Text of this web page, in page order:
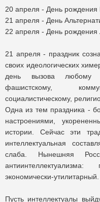
20 апреля - День рождения
21 апреля - День
22 апреля - День рождения
21 апреля - праздник
своих идеологических
день вызова любому
фашистскому,
социалистическому,
Одна из тем праздника -
настроениями,
истории. Сейчас эти
интеллектуальная
слаба. Нынешняя
антиинтеллектуализма:
экономически-утилитарный.
Пусть интеллектуалы